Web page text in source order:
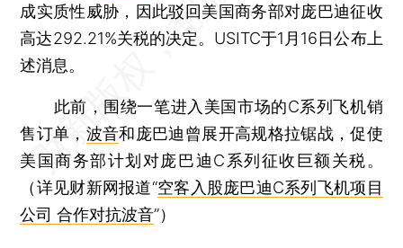
成实质性威胁，因此驳回美国商务部对庞巴迪征收
高达292.21%关税的决定。USITC于1月16日公布上
述消息。
此前，围绕一笔进入美国市场的C系列飞机销
售订单， 波音和庞巴迪曾展开高规格拉锯战，促使
美国商务部计划对庞巴迪C系列征收巨额关税。
（详见财新网报道“空客入股庞巴迪C系列飞机项目
公司 合作对抗波音”）